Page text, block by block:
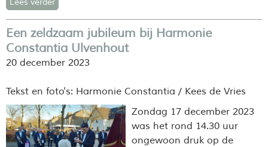
Een zeldzaam jubileum bij Harmonie
Constantia Ulvenhout
20 december 2023
Tekst en foto's: Harmonie Constantia / Kees de Vries
Zondag 17 december 2023
was het rond 14.30 uur
ongewoon druk op de